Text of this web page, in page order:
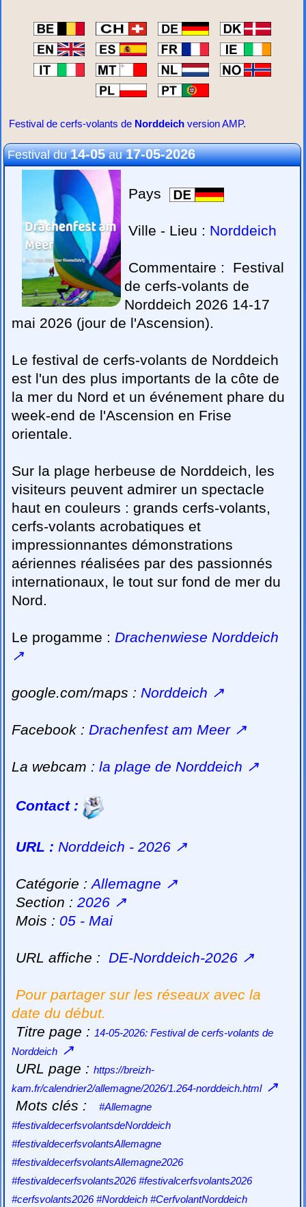
Festival de cerfs-volants de Norddeich version AMP.
Festival du14-05au17-05-2026
Pays
Ville - Lieu : Norddeich
Commentaire :
Festival
de cerfs-volants de
Norddeich 2026 14-17
mai 2026 (jour de l'Ascension).
Le festival de cerfs-volants de Norddeich
est l'un des plus importants de la côte de
la mer du Nord et un événement phare du
week-end de l'Ascension en Frise
orientale.
Sur la plage herbeuse de Norddeich, les
visiteurs peuvent admirer un spectacle
haut en couleurs : grands cerfs-volants,
cerfs-volants acrobatiques et
impressionnantes démonstrations
aériennes réalisées par des passionnés
internationaux, le tout sur fond de mer du
Nord.
Le progamme :Drachenwiese Norddeich
↗
google.com/maps :Norddeich ↗
Facebook :Drachenfest am Meer↗
La webcam :la plage de Norddeich ↗
Contact :
URL : Norddeich - 2026 ↗
Catégorie :Allemagne ↗
Section :2026 ↗
Mois : 05 - Mai
URL affiche : DE-Norddeich-2026 ↗
Pour partager sur les réseaux avec la
date du début.
Titre page : 14-05-2026: Festival de cerfs-volants de
Norddeich ↗
URL page :https://breizh-
kam.fr/calendrier2/allemagne/2026/1.264-norddeich.html↗
Mots clés :
#Allemagne
#festivaldecerfsvolantsdeNorddeich
#festivaldecerfsvolantsAllemagne
#festivaldecerfsvolantsAllemagne2026
#festivaldecerfsvolants2026 #festivalcerfsvolants2026
#cerfsvolants2026 #Norddeich #CerfvolantNorddeich